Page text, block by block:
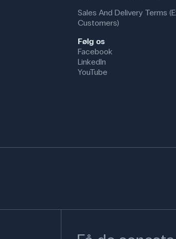
Sales And Delivery Terms
Customers)
Følg os
Facebook
LinkedIn
YouTube